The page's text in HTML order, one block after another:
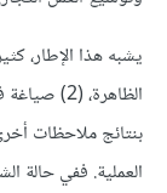
العملية. ففي حالة